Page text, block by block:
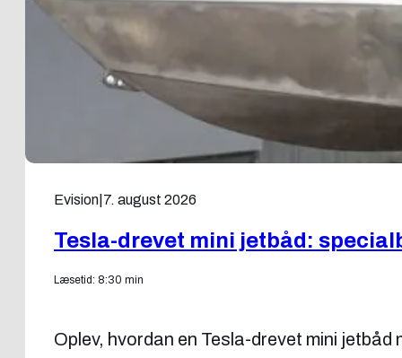
Evision 7. august 2026
Tesla-drevet mini jetbåd:
Læsetid: 8:30 min
Oplev, hvordan en Tesla-drevet mini